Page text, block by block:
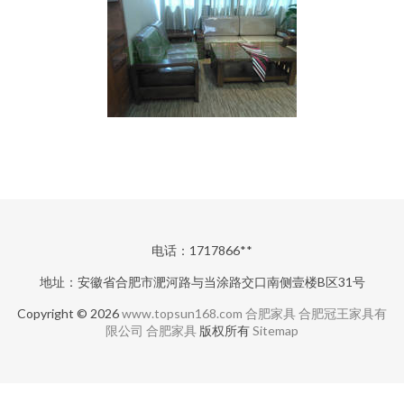
电话：1717866**
地址：安徽省合肥市淝河路与当涂路交口南侧壹楼B区31号
Copyright © 2026www.topsun168.com 合肥家具合肥冠王家具有
限公司 合肥家具 版权所有Sitemap